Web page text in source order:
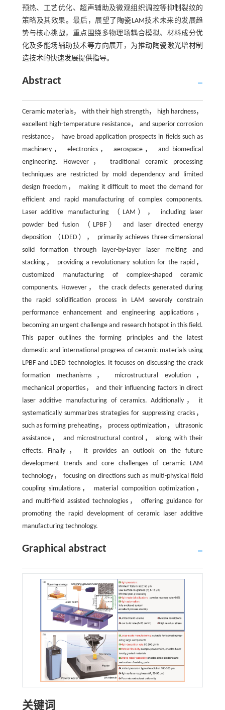
预热、工艺优化、超声辅助及微观组织调控等抑制裂纹的
策略及其效果。最后，展望了陶瓷LAM技术未来的发展趋
势与核心挑战，重点围绕多物理场耦合模拟、材料成分优
化及多能场辅助技术等方向展开，为推动陶瓷激光增材制
造技术的快速发展提供指导。
Abstract
Ceramic materials， with their high strength， high hardness，
excellent high-temperature resistance， and superior corrosion
resistance， have broad application prospects in fields such as
machinery， electronics， aerospace， and biomedical
engineering. However， traditional ceramic processing
techniques are restricted by mold dependency and limited
design freedom， making it difficult to meet the demand for
efficient and rapid manufacturing of complex components.
Laser additive manufacturing （LAM）， including laser
powder bed fusion （LPBF） and laser directed energy
deposition （LDED）， primarily achieves three-dimensional
solid formation through layer-by-layer laser melting and
stacking， providing a revolutionary solution for the rapid，
customized manufacturing of complex-shaped ceramic
components. However， the crack defects generated during
the rapid solidification process in LAM severely constrain
performance enhancement and engineering applications，
becoming an urgent challenge and research hotspot in this field.
This paper outlines the forming principles and the latest
domestic and international progress of ceramic materials using
LPBF and LDED technologies. It focuses on discussing the crack
formation mechanisms， microstructural evolution，
mechanical properties， and their influencing factors in direct
laser additive manufacturing of ceramics. Additionally， it
systematically summarizes strategies for suppressing cracks，
such as forming preheating， process optimization， ultrasonic
assistance， and microstructural control， along with their
effects. Finally， it provides an outlook on the future
development trends and core challenges of ceramic LAM
technology， focusing on directions such as multi-physical field
coupling simulations， material composition optimization，
and multi-field assisted technologies， offering guidance for
promoting the rapid development of ceramic laser additive
manufacturing technology.
Graphical abstract
关键词